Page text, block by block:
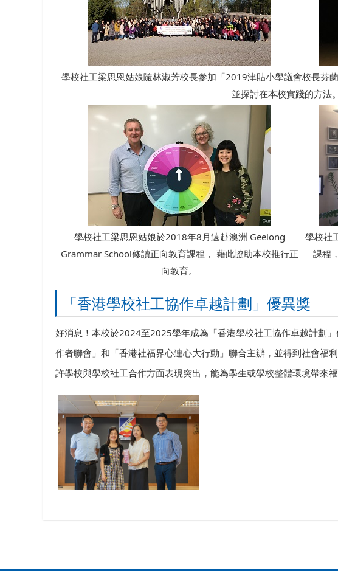
學校社工梁思恩姑娘隨林淑芳校長參加「2019津貼小學議會校長芬
並探討在本校實踐的方法。
學校社工梁思恩姑娘於2018年8月遠赴澳洲 Geelong
Grammar School修讀正向教育課程， 藉此協助本校推行正
向教育。
學校社
課程
「香港學校社工協作卓越計劃」優異獎
好消息！本校於2024至2025學年成為「香港學校社工協作卓越計劃
作者聯會」和「香港社福界心連心大行動」聯合主辦，並得到社會福
許學校與學校社工合作方面表現突出，能為學生或學校整體環境帶來